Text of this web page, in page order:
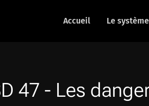
Accueil Le système
47 - Les